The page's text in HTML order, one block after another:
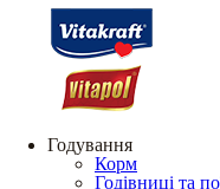
Годування
Корм
Годівниці та